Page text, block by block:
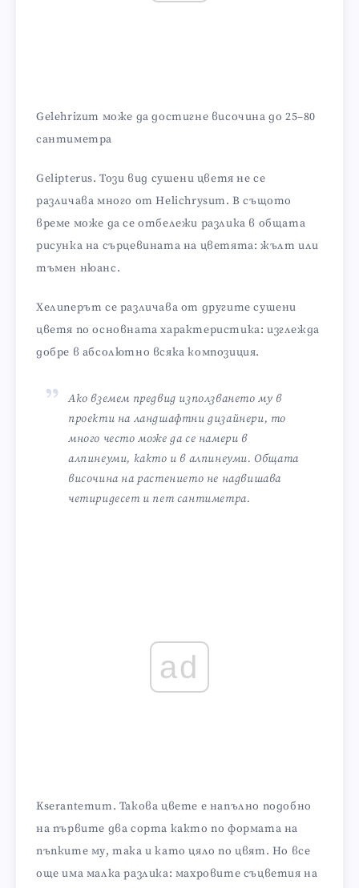
Gelehrizum може да достигне височина до 25–80
сантиметра
Gelipterus. Този вид сушени цветя не се
различава много от Helichrysum. В същото
време може да се отбележи разлика в общата
рисунка на сърцевината на цветята: жълт или
тъмен нюанс.
Хелиперът се различава от другите сушени
цветя по основната характеристика: изглежда
добре в абсолютно всяка композиция.
Ако вземем предвид използването му в
проекти на ландшафтни дизайнери, то
много често може да се намери в
алпинеуми, както и в алпинеуми. Общата
височина на растението не надвишава
четиридесет и пет сантиметра.
ad
Kserantemum. Такова цвете е напълно подобно
на първите два сорта както по формата на
пъпките му, така и като цяло по цвят. Но все
още има малка разлика: махровите съцветия на